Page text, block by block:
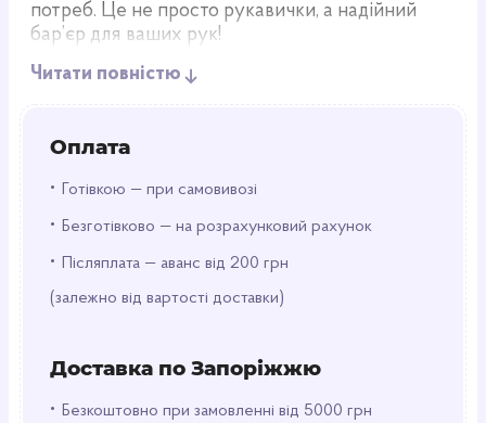
Оплата
• Готівкою — при самовивозі
• Безготівково — на розрахунковий рахунок
•
Післяплата — аванс від 200 грн
(залежно від вартості доставки)
Доставка по Запоріжжю
• Безкоштовно при замовленні від 5000 грн
потреб. Це не просто рукавички, а надійний
бар’єр для ваших рук!
Що їх вирізняє?
Одноразові та нестерильні: Підходять для
найрізноманітніших завдань.
забруднення.
Де використовувати?
Від прибирання з хімією до роботи в майстерні
важлива міцність. Щільний матеріал захищає
шкіру від подразнень, а зручна посадка розміру
S не сковує рухів.
Читати повністю